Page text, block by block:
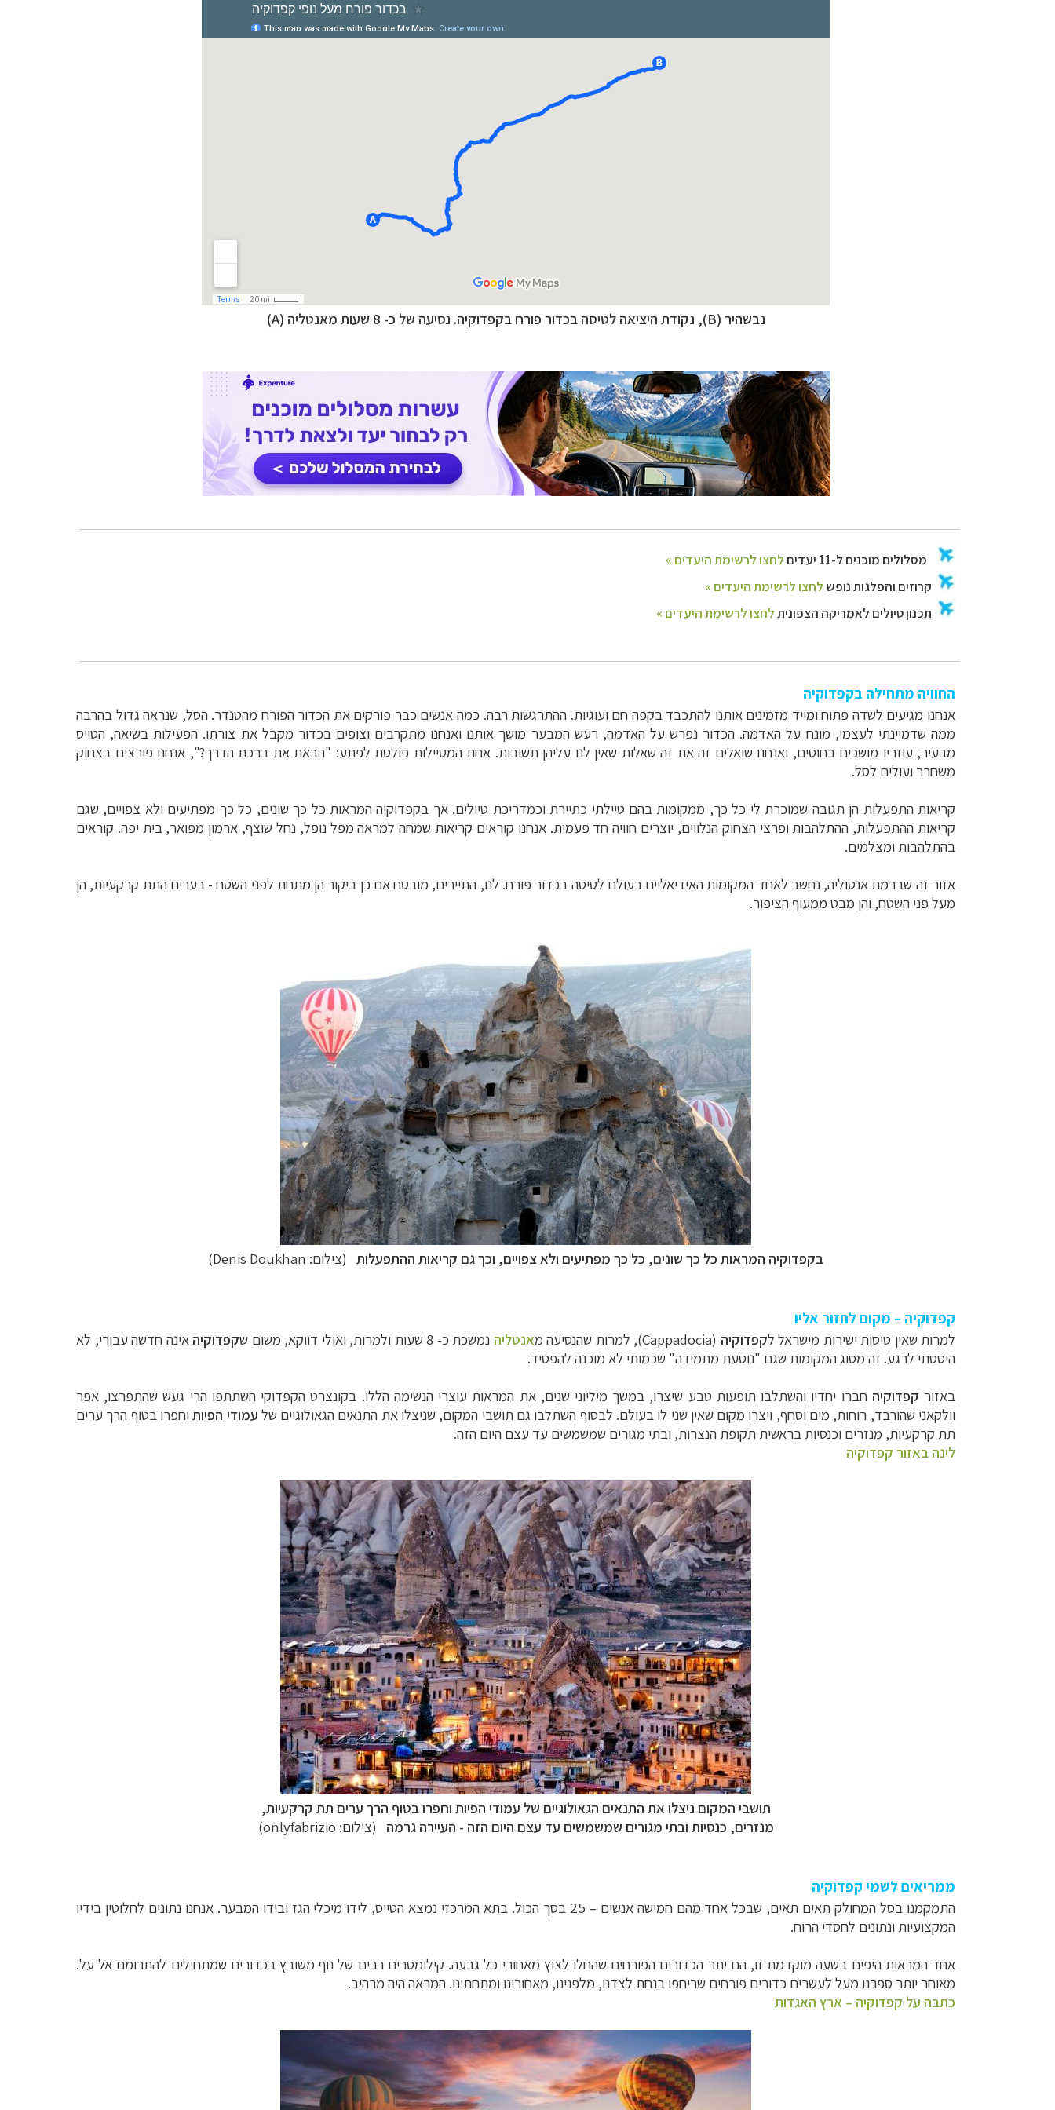
נבשהיר (B), נקודת היציאה לטיסה בכדור פורח בקפדוקיה. נסיעה של כ- 8 שעות מאנטליה (A)
קרוזים והפלגות נופשלחצו לרשימת היעדים »
תכנון טיולים לאמריקה הצפוניתלחצו לרשימת היעדים »
החוויה מתחילה בקפדוקיה
אנחנו מגיעים לשדה פתוח ומייד מזמינים אותנו להתכבד בקפה חם ועוגיות. ההתרגשות רבה. כמה אנשים כבר פורקים את הכדור הפורח מהטנדר. הסל, שנראה גדול בהרבה
ממה שדמיינתי לעצמי, מונח על האדמה. הכדור נפרש על האדמה, רעש המבער מושך אותנו ואנחנו מתקרבים וצופים בכדור מקבל את צורתו. הפעילות בשיאה, הטייס
מבעיר, עוזריו מושכים בחוטים, ואנחנו שואלים זה את זה שאלות שאין לנו עליהן תשובות. אחת המטיילות פולטת לפתע: "הבאת את ברכת הדרך?", אנחנו פורצים בצחוק
משחרר ועולים לסל.
קריאות התפעלות הן תגובה שמוכרת לי כל כך, ממקומות בהם טיילתי כתיירת וכמדריכת טיולים. אך בקפדוקיה המראות כל כך שונים, כל כך מפתיעים ולא צפויים, שגם
קריאות ההתפעלות, ההתלהבות ופרצי הצחוק הנלווים, יוצרים חוויה חד פעמית. אנחנו קוראים קריאות שמחה למראה מפל נופל, נחל שוצף, ארמון מפואר, בית יפה. קוראים
בהתלהבות ומצלמים.
אזור זה שברמת אנטוליה, נחשב לאחד המקומות האידיאליים בעולם לטיסה בכדור פורח. לנו, התיירים, מובטח אם כן ביקור הן מתחת לפני השטח - בערים התת קרקעיות, הן
מעל פני השטח, והן מבט ממעוף הציפור.
בקפדוקיה המראות כל כך שונים, כל כך מפתיעים ולא צפויים, וכך גם קריאות ההתפעלות (צילום: Denis Doukhan)
קפדוקיה – מקום לחזור אליו
למרות שאין טיסות ישירות מישראל לקפדוקיה (
Cappadocia
), למרות שהנסיעה מאנטליה נמשכת כ- 8 שעות ולמרות, ואולי דווקא, משום ש קפדוקיה אינה חדשה עבורי, לא
היססתי לרגע. זה מסוג המקומות שגם "נוסעת מתמידה" שכמותי לא מוכנה להפסיד.
באזור קפדוקיה חברו יחדיו והשתלבו תופעות טבע שיצרו, במשך מיליוני שנים, את המראות עוצרי הנשימה הללו. בקונצרט הקפדוקי השתתפו הרי געש שהתפרצו, אפר
וולקאני שהורבד, רוחות, מים וסחף, ויצרו מקום שאין שני לו בעולם. לבסוף השתלבו גם תושבי המקום, שניצלו את התנאים הגאולוגיים של עמודי הפיותוחפרו בטוף הרך ערים
תת קרקעיות, מנזרים וכנסיות בראשית תקופת הנצרות, ובתי מגורים שמשמשים עד עצם היום הזה.
לינה באזור קפדוקיה
תושבי המקום ניצלו את התנאים הגאולוגיים של עמודי הפיות וחפרו בטוף הרך ערים תת קרקעיות,
מנזרים, כנסיות ובתי מגורים שמשמשים עד עצם היום הזה - העיירה גרמה (צילום: onlyfabrizio)
ממריאים לשמי קפדוקיה
התמקמנו בסל המחולק תאים תאים, שבכל אחד מהם חמישה אנשים–
25 בסך הכול. בתא המרכזי נמצא הטייס, לידו מיכלי הגז ובידו המבער. אנחנו נתונים לחלוטין בידיו
המקצועיות ונתונים לחסדי הרוח.
אחד המראות היפים בשעה מוקדמת זו, הם יתר הכדורים הפורחים שהחלו לצוץ מאחורי כל גבעה. קילומטרים רבים של נוף משובץ בכדורים שמתחילים להתרומם אל על.
מאוחר יותר ספרנו מעל לעשרים כדורים פורחים שריחפו בנחת לצדנו, מלפנינו, מאחורינו ומתחתינו. המראה היה מרהיב.
כתבה על קפדוקיה – ארץ האגדות